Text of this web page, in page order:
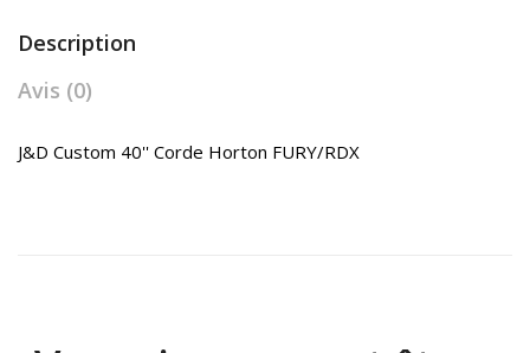
Description
Avis (0)
J&D Custom 40'' Corde Horton FURY/RDX